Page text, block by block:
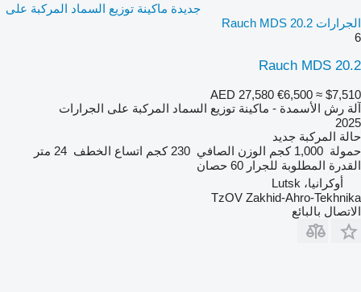
جديدة ماكينة توزيع السماد المركبة على
الجرارات Rauch MDS 20.2
6
Rauch MDS 20.2
AED 27,580 €6,500 ≈ $7,510
آلة رش الأسمدة - ماكينة توزيع السماد المركبة على الجرارات
2025
حالة المركبة جديد
حمولة 1,000 كجم الوزن الصافي 230 كجم اتساع الخطف 24 متر
القدرة المطلوبة للجرار 60 حصان
أوكرانيا، Lutsk
TzOV Zakhid-Ahro-Tekhnika
الاتصال بالبائع